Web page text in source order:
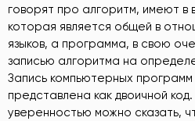
говорят про алгоритм, имеют в
которая является общей в
языков, а программа, в свою
записью алгоритма на
Запись компьютерных программ
представлена как двоичной
уверенностью можно сказать,